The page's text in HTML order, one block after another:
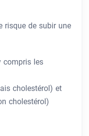
risque de subir une
compris les
cholestérol) et
cholestérol)